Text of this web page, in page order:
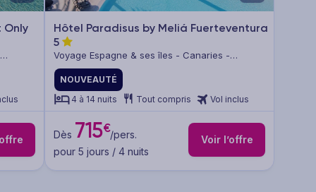
Only
Hôtel Paradisus by Meliá Fuerteventura
5
Voyage Espagne & ses îles - Canaries -
Fuerteventura
NOUVEAUTÉ
4 à 14 nuits
Tout compris Vol inclus
Dès 715€/pers.
pour 5 jours / 4 nuits
Voir l’offre